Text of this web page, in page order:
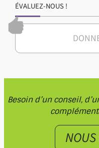
ÉVALUEZ-NOUS !
Besoin d’un conseil,
NOUS